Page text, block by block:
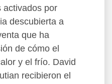
activados por
descubierta a
que ha
de cómo el
y el frío. David
recibieron el